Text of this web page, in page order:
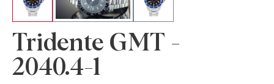
Tridente GMT -
2040.4-1